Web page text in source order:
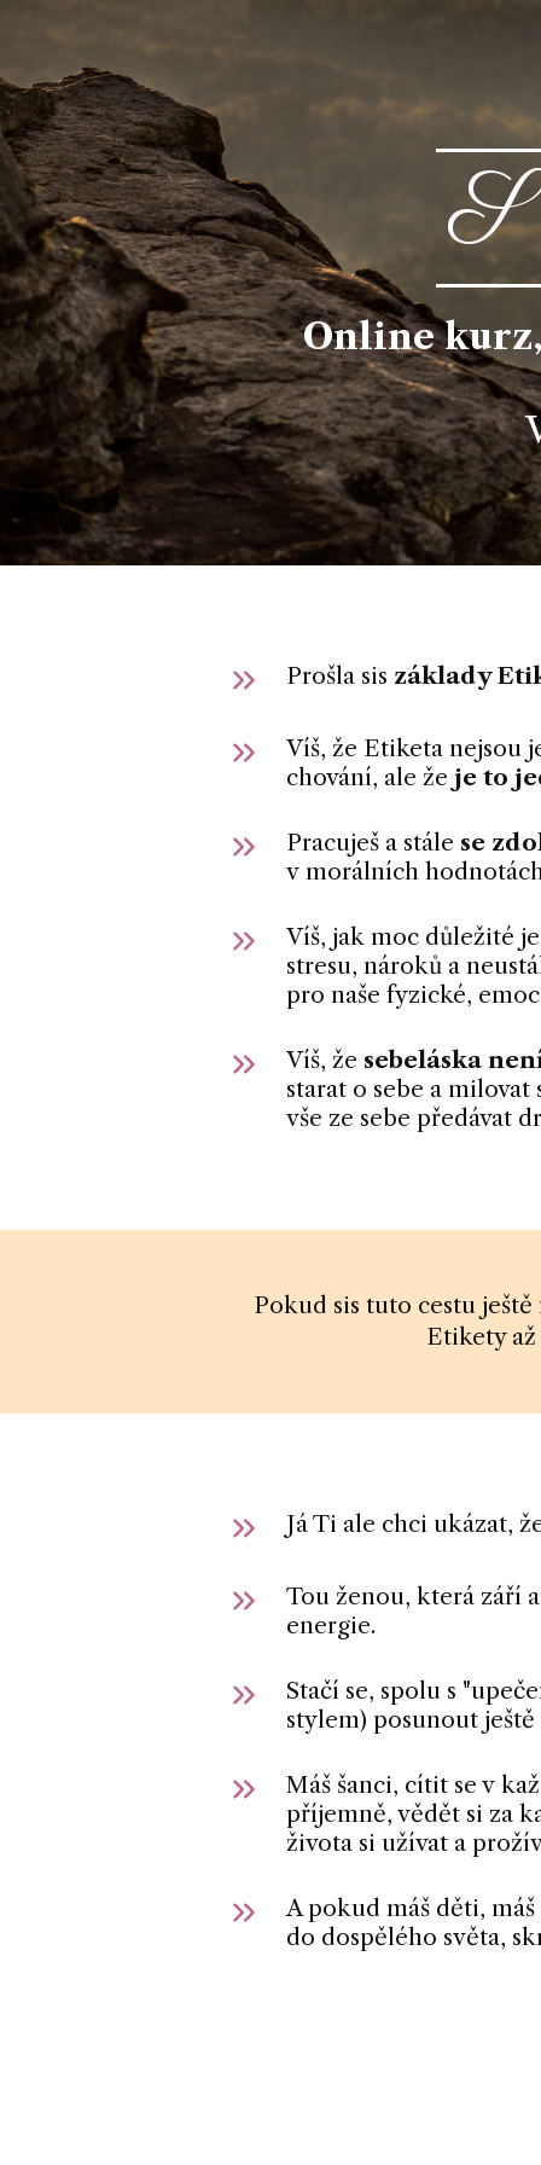
S
Online
Prošla sis základy
Víš, že Etiketa nejsou
chování, ale že je to
Pracuješ a stále se
v morálních
Víš, jak moc důležité
stresu, nároků a
pro naše fyzické,
Víš, že sebeláska
starat o sebe a milovat
vše ze sebe předávat
Pokud sis tuto cestu
Etikety
Já Ti ale chci ukázat,
Tou ženou, která září
energie.
Stačí se, spolu s
stylem) posunout
Máš šanci, cítit se v
příjemně, vědět si za
života si užívat a
A pokud máš děti,
do dospělého světa,